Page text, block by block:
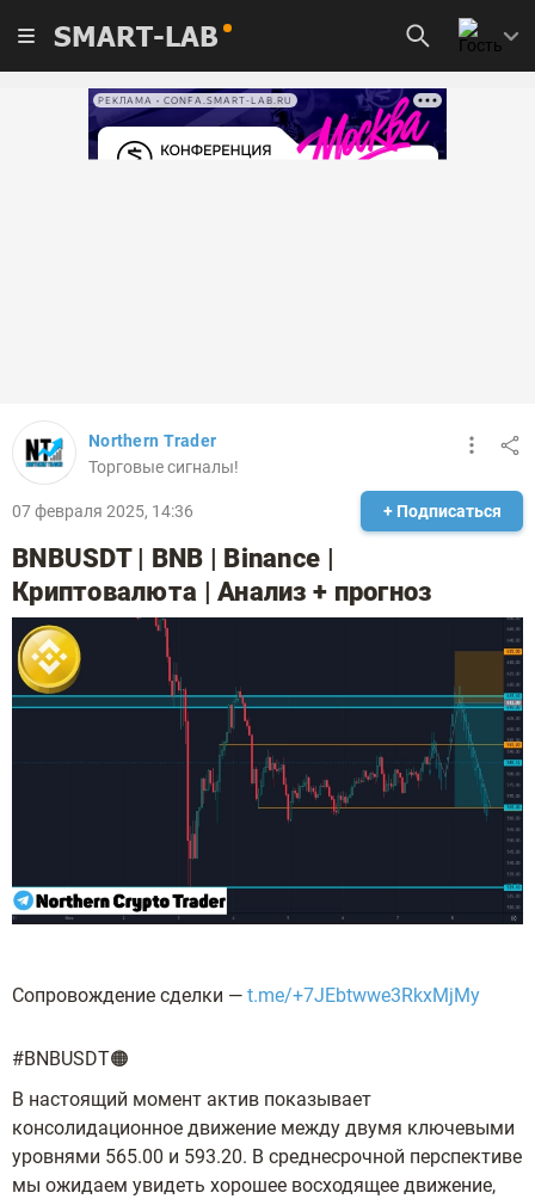
SMART-LAB
РЕКЛАМА • CONFA.SMART-LAB.RU
Northern Trader
Торговые сигналы!
07 февраля 2025, 14:36 + Подписаться
BNBUSDT | BNB | Binance |
Криптовалюта | Анализ + прогноз
Сопровождение сделки — t.me/+7JEbtwwe3RkxMjMy
#BNBUSDT🟠
В настоящий момент актив показывает
консолидационное движение между двумя ключевыми
уровнями 565.00 и 593.20. В среднесрочной перспективе
мы ожидаем увидеть хорошее восходящее движение,